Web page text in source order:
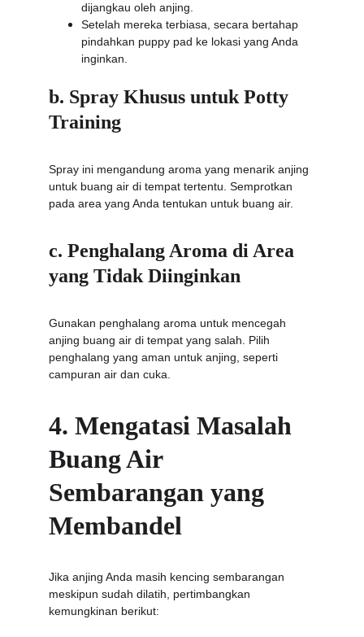
dijangkau oleh anjing.
Setelah mereka terbiasa, secara bertahap
pindahkan puppy pad ke lokasi yang Anda
inginkan.
b. Spray Khusus untuk Potty
Training
Spray ini mengandung aroma yang menarik anjing
untuk buang air di tempat tertentu. Semprotkan
pada area yang Anda tentukan untuk buang air.
c. Penghalang Aroma di Area
yang Tidak Diinginkan
Gunakan penghalang aroma untuk mencegah
anjing buang air di tempat yang salah. Pilih
penghalang yang aman untuk anjing, seperti
campuran air dan cuka.
4. Mengatasi Masalah
Buang Air
Sembarangan yang
Membandel
Jika anjing Anda masih kencing sembarangan
meskipun sudah dilatih, pertimbangkan
kemungkinan berikut: